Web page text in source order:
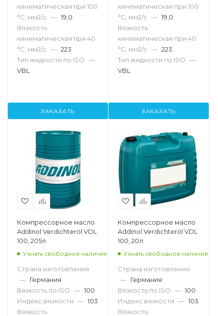
кинематическая при 100
°С, мм2/с — 19,0
Вязкость
кинематическая при 40
°С, мм2/с — 223
Тип жидкости по ISO —
VBL
ЗАКАЗАТЬ
кинематическая при 100
°С, мм2/с — 19,0
Вязкость
кинематическая при 40
°С, мм2/с — 223
Тип жидкости по ISO —
VBL
ЗАКАЗАТЬ
Компрессорное масло
Addinol Verdichteröl VDL
100, 205л
Узнать свободное наличие
Страна изготовления
— Германия
Вязкость по ISO — 100
Индекс вязкости — 103
Вязкость
Компрессорное масло
Addinol Verdichteröl VDL
100, 20л
Узнать свободное наличие
Страна изготовления
— Германия
Вязкость по ISO — 100
Индекс вязкости — 103
Вязкость